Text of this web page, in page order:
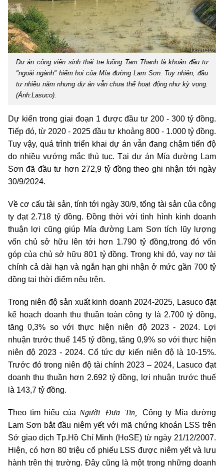
Dự án công viên sinh thái tre luồng Tam Thanh là khoản đầu tư
"ngoài ngành" hiếm hoi của Mía đường Lam Sơn. Tuy nhiên, đầu
tư nhiều năm nhưng dự án vẫn chưa thể hoạt động như kỳ vọng.
(Ảnh:Lasuco).
Dự kiến trong giai đoạn 1 được đầu tư 200 - 300 tỷ đồng.
Tiếp đó, từ 2020 - 2025 đầu tư khoảng 800 - 1.000 tỷ đồng.
Tuy vậy, quá trình triển khai dự án vẫn đang chậm tiến độ
do nhiều vướng mắc thủ tục. Tại dự án Mía đường Lam
Sơn đã đầu tư hơn 272,9 tỷ đồng theo ghi nhận tới ngày
30/9/2024.
Về cơ cấu tài sản, tính tới ngày 30/9, tổng tài sản của công
ty đạt 2.718 tỷ đồng. Đồng thời với tình hình kinh doanh
thuận lợi cũng giúp Mía đường Lam Sơn tích lũy lượng
vốn chủ sở hữu lên tới hơn 1.790 tỷ đồng,trong đó vốn
góp của chủ sở hữu 801 tỷ đồng. Trong khi đó, vay nợ tài
chính cả dài hạn và ngắn hạn ghi nhận ở mức gần 700 tỷ
đồng tại thời điểm nêu trên.
Trong niên độ sản xuất kinh doanh 2024-2025, Lasuco đặt
kế hoạch doanh thu thuần toàn công ty là 2.700 tỷ đồng,
tăng 0,3% so với thực hiện niên độ 2023 - 2024. Lợi
nhuận trước thuế 145 tỷ đồng, tăng 0,9% so với thực hiện
niên độ 2023 - 2024. Cổ tức dự kiến niên độ là 10-15%.
Trước đó trong niên độ tài chính 2023 – 2024, Lasuco đạt
doanh thu thuần hơn 2.692 tỷ đồng, lợi nhuận trước thuế
là 143,7 tỷ đồng.
Theo tìm hiểu của Người Đưa Tin,Công ty Mía đường
Lam Sơn bắt đầu niêm yết với mã chứng khoán LSS trên
Sở giao dịch Tp.Hồ Chí Minh (HoSE) từ ngày 21/12/2007.
Hiện, có hơn 80 triệu cổ phiếu LSS được niêm yết và lưu
hành trên thị trường. Đây cũng là một trong những doanh